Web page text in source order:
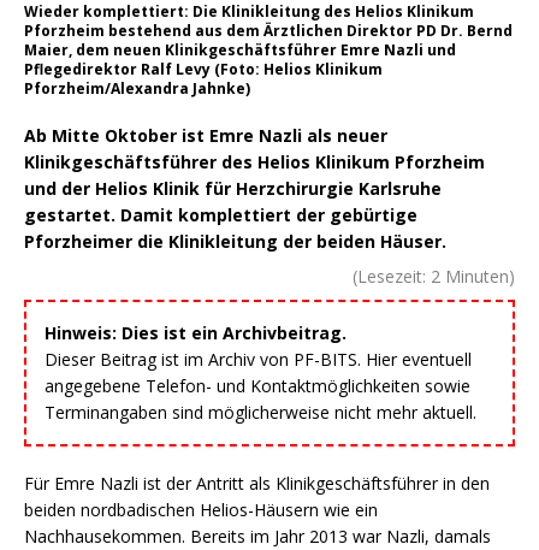
Wieder komplettiert: Die Klinikleitung des Helios Klinikum
Pforzheim bestehend aus dem Ärztlichen Direktor PD Dr. Bernd
Maier, dem neuen Klinikgeschäftsführer Emre Nazli und
Pflegedirektor Ralf Levy (Foto: Helios Klinikum
Pforzheim/Alexandra Jahnke)
Ab Mitte Oktober ist Emre Nazli als neuer
Klinikgeschäftsführer des Helios Klinikum Pforzheim
und der Helios Klinik für Herzchirurgie Karlsruhe
gestartet. Damit komplettiert der gebürtige
Pforzheimer die Klinikleitung der beiden Häuser.
(Lesezeit: 2 Minuten)
Hinweis: Dies ist ein Archivbeitrag.
Dieser Beitrag ist im Archiv von PF-BITS. Hier eventuell
angegebene Telefon- und Kontaktmöglichkeiten sowie
Terminangaben sind möglicherweise nicht mehr aktuell.
Für Emre Nazli ist der Antritt als Klinikgeschäftsführer in den
beiden nordbadischen Helios-Häusern wie ein
Nachhausekommen. Bereits im Jahr 2013 war Nazli, damals